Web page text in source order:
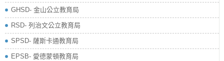
GHSD- 金山公立教育局
RSD- 列治文公立教育局
SPSD- 薩斯卡通教育局
EPSB- 愛德蒙頓教育局